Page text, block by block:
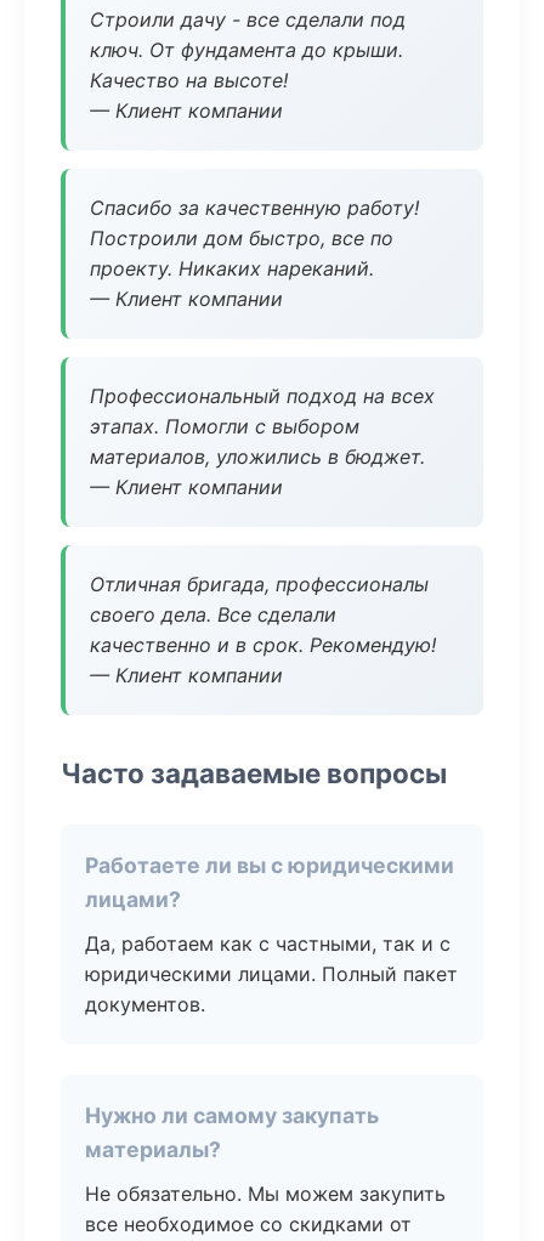
Строили дачу - все сделали под
ключ. От фундамента до крыши.
Качество на высоте!
— Клиент компании
Спасибо за качественную работу!
Построили дом быстро, все по
проекту. Никаких нареканий.
— Клиент компании
Профессиональный подход на всех
этапах. Помогли с выбором
материалов, уложились в бюджет.
— Клиент компании
Отличная бригада, профессионалы
своего дела. Все сделали
качественно и в срок. Рекомендую!
— Клиент компании
Часто задаваемые вопросы
Работаете ли вы с юридическими
лицами?
Да, работаем как с частными, так и с
юридическими лицами. Полный пакет
документов.
Нужно ли самому закупать
материалы?
Не обязательно. Мы можем закупить
все необходимое со скидками от